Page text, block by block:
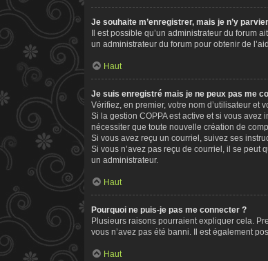
Je souhaite m’enregistrer, mais je n’y
Il est possible qu’un administrateur du forum
un administrateur du forum pour obtenir de
Haut
Je suis enregistré mais je ne peux pas me
Vérifiez, en premier, votre nom d’utilisateur et
Si la gestion COPPA est active et si vous
nécessiter que toute nouvelle création de
Si vous avez reçu un courriel, suivez ses
Si vous n’avez pas reçu de courriel, il se peut
un administrateur.
Haut
Pourquoi ne puis-je pas me connecter ?
Plusieurs raisons pourraient expliquer cela.
vous n’avez pas été banni. Il est également
Haut